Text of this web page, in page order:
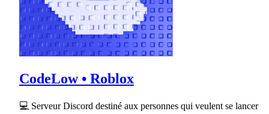
CodeLow • Roblox
💻 Serveur Discord destiné aux personnes qui veulent se lancer